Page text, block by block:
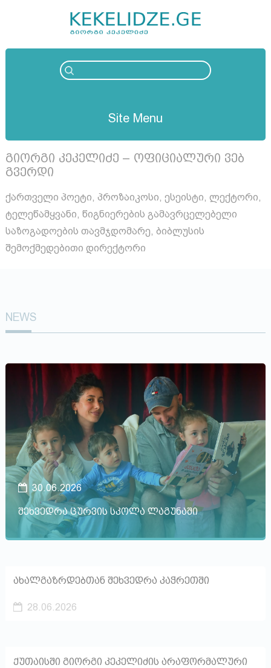
Site Menu
გიორგი კეკელიძე – ოფიციალური ვებ
გვერდი
ქართველი პოეტი, პროზაიკოსი, ესეისტი, ლექტორი,
ტელეწამყვანი, წიგნიერების გამავრცელებელი
საზოგადოების თავმჯდომარე, ბიბლუსის
შემოქმედებითი დირექტორი
NEWS
30.06.2026
შეხვედრა ცურვის სკოლა ლაგუნაში
ახალგაზრდებთან შეხვედრა კაჭრეთში
28.06.2026
ქუთაისში გიორგი კეკელიძის არაფორმალური